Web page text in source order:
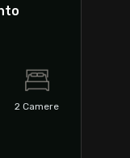
2 Camere